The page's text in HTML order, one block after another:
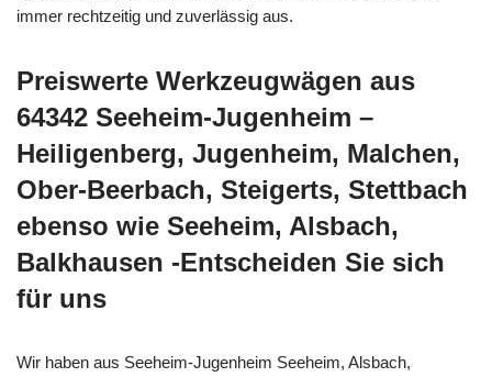
immer rechtzeitig und zuverlässig aus.
Preiswerte Werkzeugwägen aus
64342 Seeheim-Jugenheim –
Heiligenberg, Jugenheim, Malchen,
Ober-Beerbach, Steigerts, Stettbach
ebenso wie Seeheim, Alsbach,
Balkhausen -Entscheiden Sie sich
für uns
Wir haben aus Seeheim-Jugenheim Seeheim, Alsbach,